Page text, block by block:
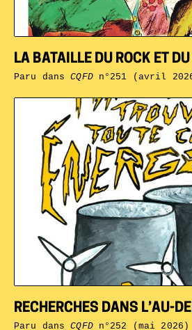
RECHERCHES DANS L’AU-
Paru dansCQFDn°252 (mai 2026)
LA BATAILLE DU ROCK ET
Paru dansCQFDn°251 (avril